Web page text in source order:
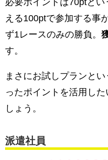
える100ptで参加する事
ず1レースのみの勝負。
す。
まさにお試しプランと
ったポイントを活用し
しょう。
派遣社員